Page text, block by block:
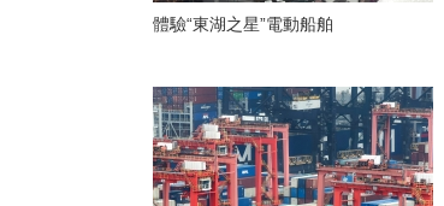
體驗“東湖之星”電動船舶